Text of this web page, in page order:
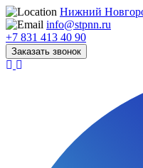
Нижний
info@stpnn.ru
+7 831 413 40 90
Заказать звонок